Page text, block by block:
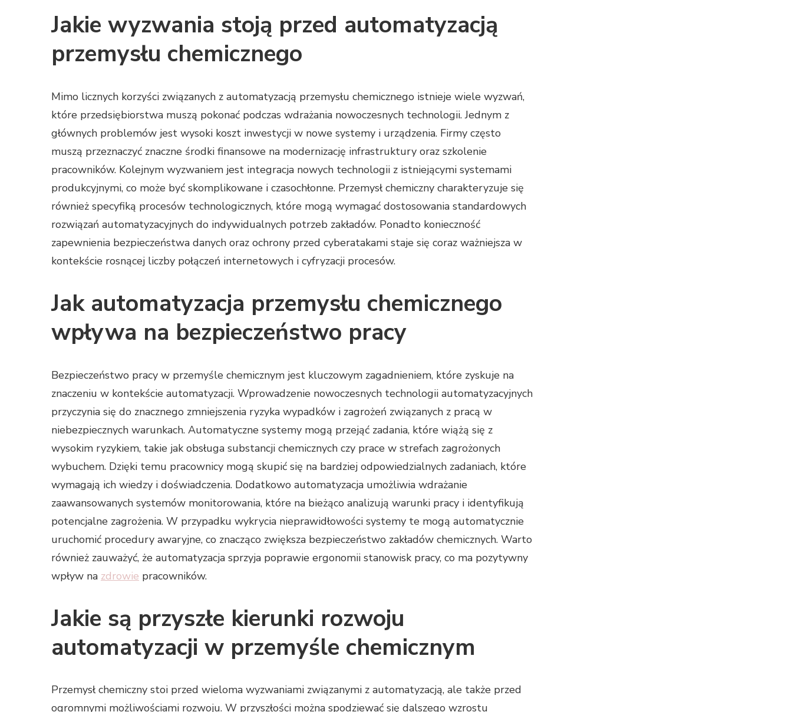
Jakie wyzwania stoją przed automatyzacją
przemysłu chemicznego
Mimo licznych korzyści związanych z automatyzacją przemysłu chemicznego istnieje wiele wyzwań,
które przedsiębiorstwa muszą pokonać podczas wdrażania nowoczesnych technologii. Jednym z
głównych problemów jest wysoki koszt inwestycji w nowe systemy i urządzenia. Firmy często
muszą przeznaczyć znaczne środki finansowe na modernizację infrastruktury oraz szkolenie
pracowników. Kolejnym wyzwaniem jest integracja nowych technologii z istniejącymi systemami
produkcyjnymi, co może być skomplikowane i czasochłonne. Przemysł chemiczny charakteryzuje się
również specyfiką procesów technologicznych, które mogą wymagać dostosowania standardowych
rozwiązań automatyzacyjnych do indywidualnych potrzeb zakładów. Ponadto konieczność
zapewnienia bezpieczeństwa danych oraz ochrony przed cyberatakami staje się coraz ważniejsza w
kontekście rosnącej liczby połączeń internetowych i cyfryzacji procesów.
Jak automatyzacja przemysłu chemicznego
wpływa na bezpieczeństwo pracy
Bezpieczeństwo pracy w przemyśle chemicznym jest kluczowym zagadnieniem, które zyskuje na
znaczeniu w kontekście automatyzacji. Wprowadzenie nowoczesnych technologii automatyzacyjnych
przyczynia się do znacznego zmniejszenia ryzyka wypadków i zagrożeń związanych z pracą w
niebezpiecznych warunkach. Automatyczne systemy mogą przejąć zadania, które wiążą się z
wysokim ryzykiem, takie jak obsługa substancji chemicznych czy prace w strefach zagrożonych
wybuchem. Dzięki temu pracownicy mogą skupić się na bardziej odpowiedzialnych zadaniach, które
wymagają ich wiedzy i doświadczenia. Dodatkowo automatyzacja umożliwia wdrażanie
zaawansowanych systemów monitorowania, które na bieżąco analizują warunki pracy i identyfikują
potencjalne zagrożenia. W przypadku wykrycia nieprawidłowości systemy te mogą automatycznie
uruchomić procedury awaryjne, co znacząco zwiększa bezpieczeństwo zakładów chemicznych. Warto
również zauważyć, że automatyzacja sprzyja poprawie ergonomii stanowisk pracy, co ma pozytywny
wpływ na zdrowie pracowników.
Jakie są przyszłe kierunki rozwoju
automatyzacji w przemyśle chemicznym
Przemysł chemiczny stoi przed wieloma wyzwaniami związanymi z automatyzacją, ale także przed
ogromnymi możliwościami rozwoju. W przyszłości można spodziewać się dalszego wzrostu